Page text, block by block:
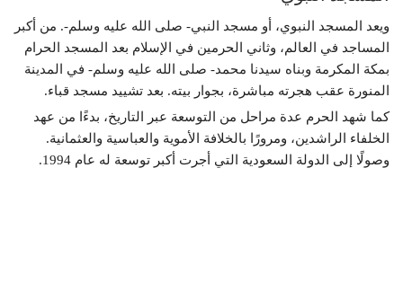
ويعد المسجد النبوي، أو مسجد النبي- صلى الله عليه وسلم-. من أكبر
المساجد في العالم، وثاني الحرمين في الإسلام بعد المسجد الحرام
بمكة المكرمة وبناه سيدنا محمد- صلى الله عليه وسلم- في المدينة
المنورة عقب هجرته مباشرة، بجوار بيته. بعد تشييد مسجد قباء.
كما شهد الحرم عدة مراحل من التوسعة عبر التاريخ، بدءًا من عهد
الخلفاء الراشدين، ومرورًا بالخلافة الأموية والعباسية والعثمانية.
وصولًا إلى الدولة السعودية التي أجرت أكبر توسعة له عام 1994.